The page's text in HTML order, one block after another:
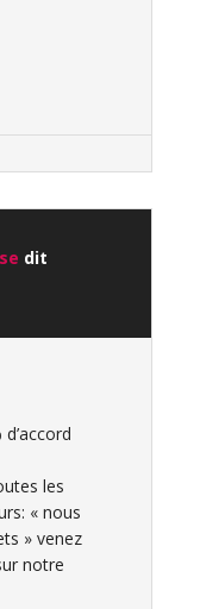
dit
les
« nous
» venez
notre